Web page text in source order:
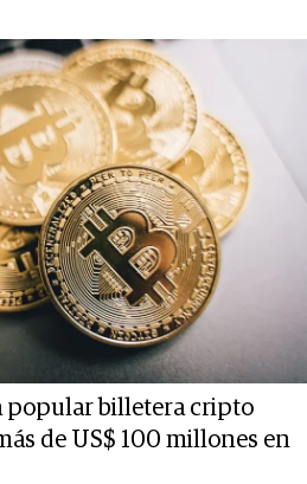
popular billetera cripto
de US$ 100 millones en